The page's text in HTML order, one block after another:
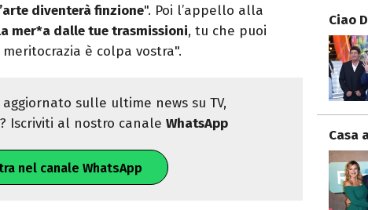
diventerà finzione". Poi l’appello alla
mer*a dalle tue trasmissioni, tu che puoi
è colpa vostra".
sulle ultime news su TV,
Iscriviti al nostro canaleWhatsApp
nel canale WhatsApp
Ciao
Casa